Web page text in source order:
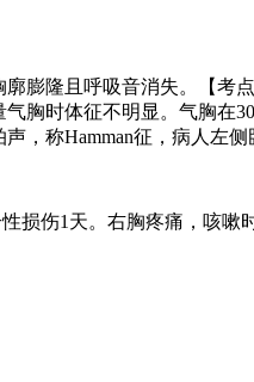
廓膨隆且呼吸音消失。【
胸时体征不明显。气胸在
声，称Hamman征，病人左侧
损伤1 天。右胸疼痛，咳嗽